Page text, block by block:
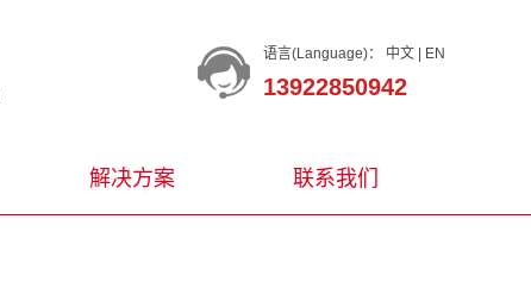
语言(Language)： 中文 EN
13922850942
解决方案 联系我们